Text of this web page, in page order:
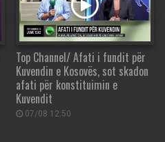
Top Channel/ Afati i fundit për
Kuvendin e Kosovës, sot skadon
afati për konstituimin e
Kuvendit
07/08 12:50